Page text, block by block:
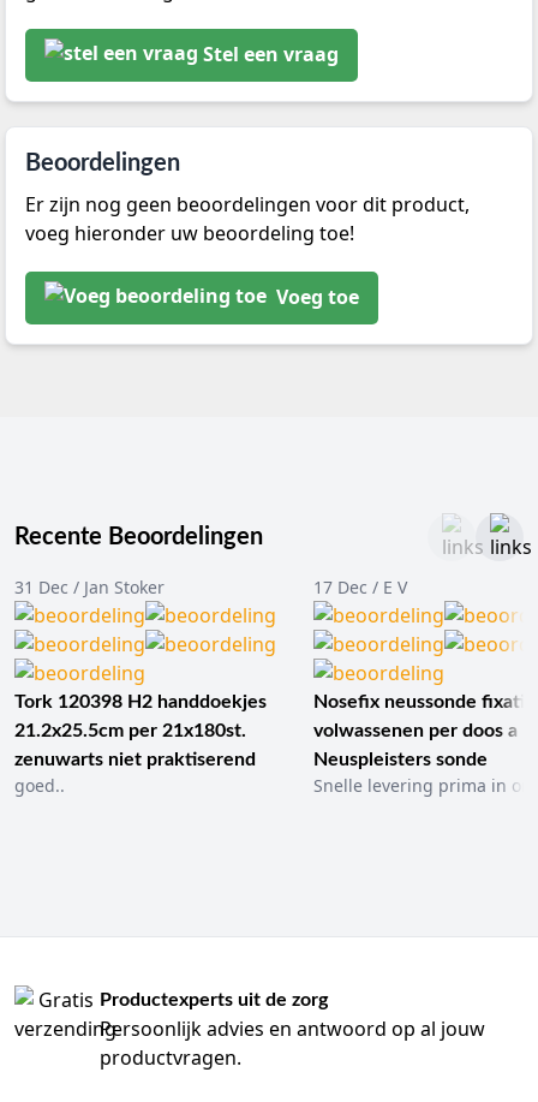
Stel een vraag
Beoordelingen
Er zijn nog geen beoordelingen voor dit product,
voeg hieronder uw beoordeling toe!
Voeg toe
Recente Beoordelingen
31 Dec / Jan Stoker
Tork 120398 H2 handdoekjes
21.2x25.5cm per 21x180st.
zenuwarts niet praktiserend
goed..
17 Dec / E V
Nosefix neussonde
volwassenen per doos a
Neuspleisters sonde
Snelle levering prima in
Productexperts uit de zorg
Persoonlijk advies en antwoord op al jouw
productvragen.